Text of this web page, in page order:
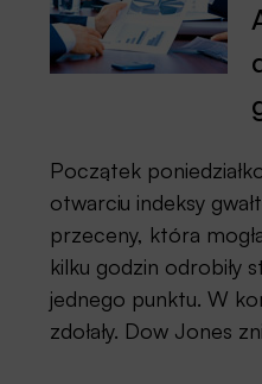
Początek
otwarciu indeksy
przeceny, która
kilku godzin odrobiły
jednego punktu. W
zdołały. Dow Jones